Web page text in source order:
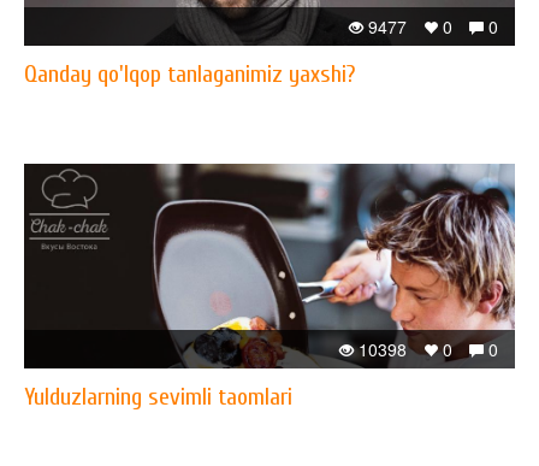
0
0
9477
Qanday qo'lqop tanlaganimiz yaxshi?
0
0
10398
Yulduzlarning sevimli taomlari